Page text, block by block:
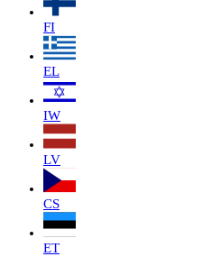
FI
EL
IW
LV
CS
ET